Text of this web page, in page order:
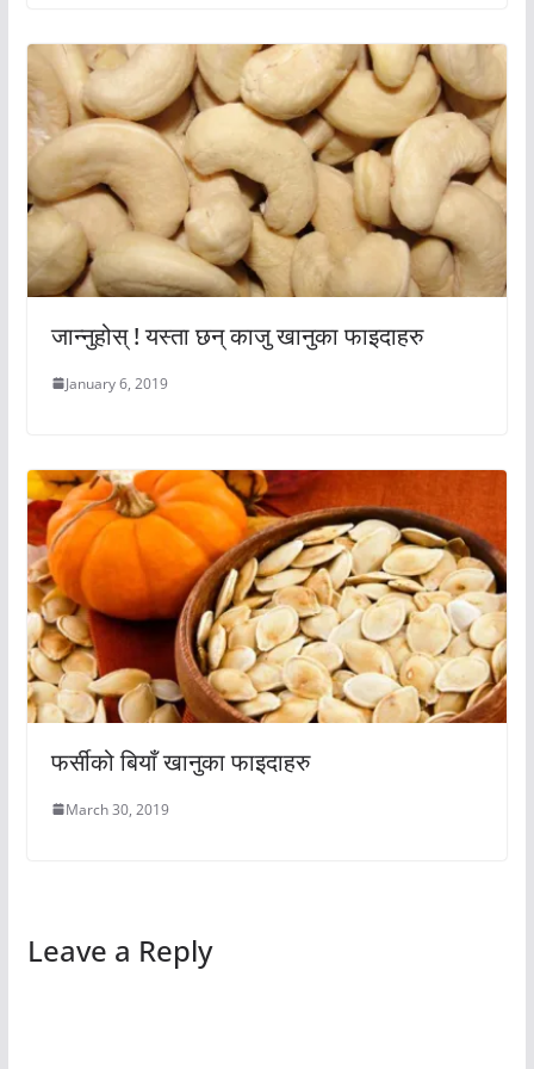
जान्नुहोस् ! यस्ता छन् काजु खानुका फाइदाहरु
January 6, 2019
फर्सीको बियाँ खानुका फाइदाहरु
March 30, 2019
Leave a Reply